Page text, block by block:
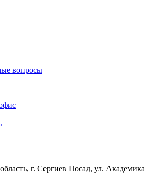
вопросы
г. Сергиев Посад, ул. Академика